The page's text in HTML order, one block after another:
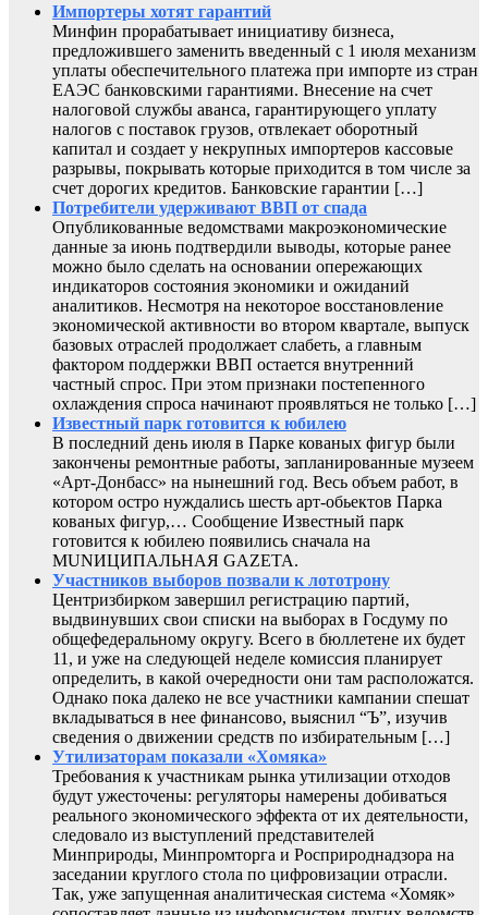
Импортеры хотят гарантий
Минфин прорабатывает инициативу бизнеса,
предложившего заменить введенный с 1 июля механизм
уплаты обеспечительного платежа при импорте из стран
ЕАЭС банковскими гарантиями. Внесение на счет
налоговой службы аванса, гарантирующего уплату
налогов с поставок грузов, отвлекает оборотный
капитал и создает у некрупных импортеров кассовые
разрывы, покрывать которые приходится в том числе за
счет дорогих кредитов. Банковские гарантии […]
Потребители удерживают ВВП от спада
Опубликованные ведомствами макроэкономические
данные за июнь подтвердили выводы, которые ранее
можно было сделать на основании опережающих
индикаторов состояния экономики и ожиданий
аналитиков. Несмотря на некоторое восстановление
экономической активности во втором квартале, выпуск
базовых отраслей продолжает слабеть, а главным
фактором поддержки ВВП остается внутренний
частный спрос. При этом признаки постепенного
охлаждения спроса начинают проявляться не только […]
Известный парк готовится к юбилею
В последний день июля в Парке кованых фигур были
закончены ремонтные работы, запланированные музеем
«Арт-Донбасс» на нынешний год. Весь объем работ, в
котором остро нуждались шесть арт-обьектов Парка
кованых фигур,… Сообщение Известный парк
готовится к юбилею появились сначала на
MUNИЦИПАЛЬНАЯ GAZЕТА.
Участников выборов позвали к лототрону
Центризбирком завершил регистрацию партий,
выдвинувших свои списки на выборах в Госдуму по
общефедеральному округу. Всего в бюллетене их будет
11, и уже на следующей неделе комиссия планирует
определить, в какой очередности они там расположатся.
Однако пока далеко не все участники кампании спешат
вкладываться в нее финансово, выяснил “Ъ”, изучив
сведения о движении средств по избирательным […]
Утилизаторам показали «Хомяка»
Требования к участникам рынка утилизации отходов
будут ужесточены: регуляторы намерены добиваться
реального экономического эффекта от их деятельности,
следовало из выступлений представителей
Минприроды, Минпромторга и Росприроднадзора на
заседании круглого стола по цифровизации отрасли.
Так, уже запущенная аналитическая система «Хомяк»